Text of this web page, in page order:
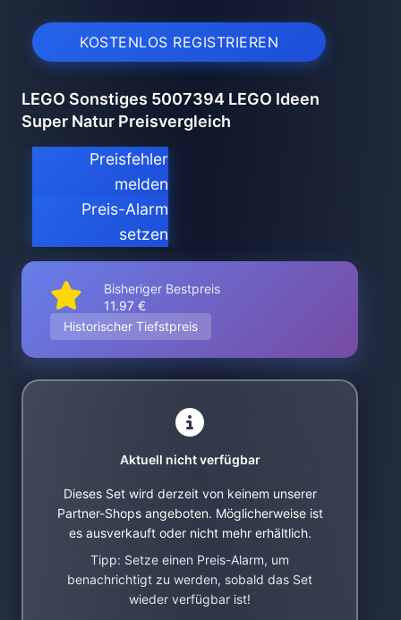
KOSTENLOS REGISTRIEREN
LEGO Sonstiges 5007394 LEGO Ideen
Super Natur Preisvergleich
Preisfehler
melden
Preis-Alarm
setzen
Bisheriger Bestpreis
11.97 €
Historischer Tiefstpreis
Aktuell nicht verfügbar
Dieses Set wird derzeit von keinem unserer
Partner-Shops angeboten. Möglicherweise ist
es ausverkauft oder nicht mehr erhältlich.
Tipp: Setze einen Preis-Alarm, um
benachrichtigt zu werden, sobald das Set
wieder verfügbar ist!